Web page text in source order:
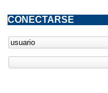
CONECTARSE